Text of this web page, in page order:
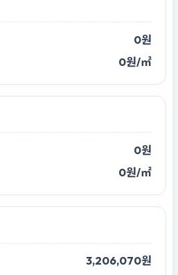
0원
0원/㎡
0원
0원/㎡
3,206,070원